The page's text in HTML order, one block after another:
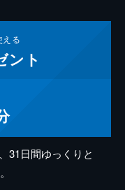
える
ント
31日間ゆっくりと